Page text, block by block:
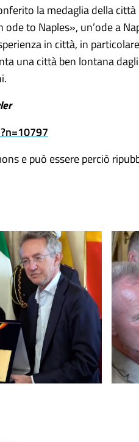
la medaglia della città
to Naples», un’ode a
in città, in
una città ben lontana
e può essere perciò